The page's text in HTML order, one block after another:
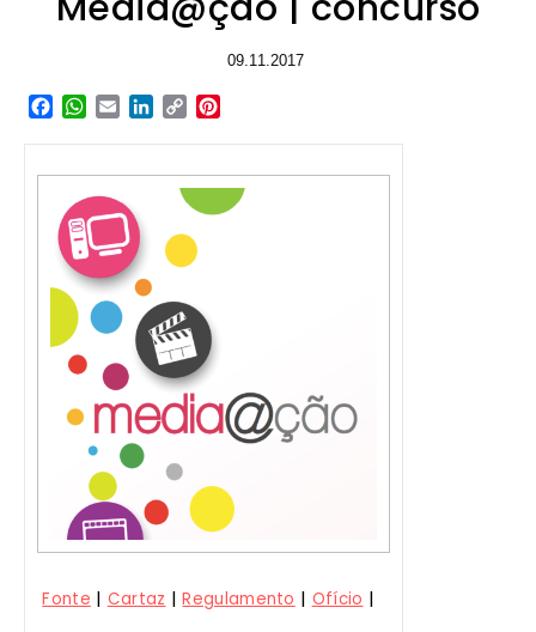
09.11.2017
Facebook
WhatsApp
EmailLinkedIn
Copy
Fonte | Cartaz |Regulamento | Ofício |